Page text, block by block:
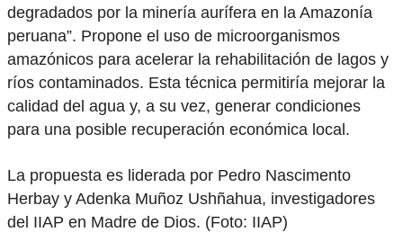
degradados por la minería aurífera en la Amazonía
peruana”. Propone el uso de microorganismos
amazónicos para acelerar la rehabilitación de lagos y
ríos contaminados. Esta técnica permitiría mejorar la
calidad del agua y, a su vez, generar condiciones
para una posible recuperación económica local.
La propuesta es liderada por Pedro Nascimento
Herbay y Adenka Muñoz Ushñahua, investigadores
del IIAP en Madre de Dios. (Foto: IIAP)